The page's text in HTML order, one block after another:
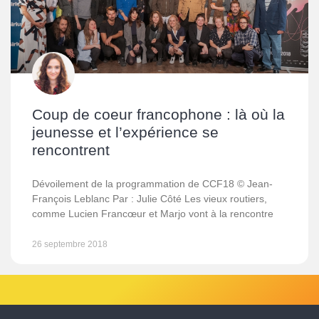
Coup de coeur francophone : là où la
jeunesse et l’expérience se
rencontrent
Dévoilement de la programmation de CCF18 © Jean-
François Leblanc Par : Julie Côté Les vieux routiers,
comme Lucien Francœur et Marjo vont à la rencontre
26 septembre 2018